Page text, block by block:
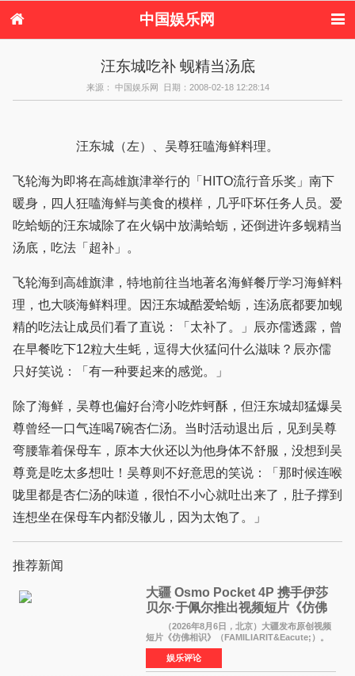
中国娱乐网
日本娱乐 韩国娱乐
音乐新闻 影视新闻
内地明星八卦
汪东城吃补 蚬精当汤底
来源： 中国娱乐网 日期：2008-02-18 12:28:14
汪东城（左）、吴尊狂嗑海鲜料理。
飞轮海为即将在高雄旗津举行的「HITO流行音乐奖」南下
暖身，四人狂嗑海鲜与美食的模样，几乎吓坏任务人员。爱
吃蛤蛎的汪东城除了在火锅中放满蛤蛎，还倒进许多蚬精当
汤底，吃法「超补」。
飞轮海到高雄旗津，特地前往当地著名海鲜餐厅学习海鲜料
理，也大啖海鲜料理。因汪东城酷爱蛤蛎，连汤底都要加蚬
精的吃法让成员们看了直说：「太补了。」辰亦儒透露，曾
在早餐吃下12粒大生蚝，逗得大伙猛问什么滋味？辰亦儒
只好笑说：「有一种要起来的感觉。」
除了海鲜，吴尊也偏好台湾小吃炸蚵酥，但汪东城却猛爆吴
尊曾经一口气连喝7碗杏仁汤。当时活动退出后，见到吴尊
弯腰靠着保母车，原本大伙还以为他身体不舒服，没想到吴
尊竟是吃太多想吐！吴尊则不好意思的笑说：「那时候连喉
咙里都是杏仁汤的味道，很怕不小心就吐出来了，肚子撑到
连想坐在保母车内都没辙儿，因为太饱了。」
推荐新闻
大疆 Osmo Pocket 4P 携手伊莎
贝尔·于佩尔推出视频短片《仿佛
相识》
（2026年8月6日，北京）大疆发布原创视频
短片《仿佛相识》（FAMILIARIT&Eacute;）。
视频短片由戛纳国际电影节最佳女演员伊莎贝尔·
于佩尔（Isabelle Huppert）主演，全程使用大
疆首款双主摄口
娱乐评论